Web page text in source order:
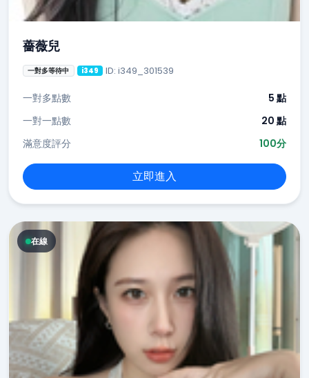
薔薇兒
一對多等待中 i349 ID: i349_301539
一對多點數
5 點
一對一點數
20 點
滿意度評分
100分
立即進入
在線